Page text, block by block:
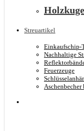
Streuartikel
Einkaufschip-
Nachhaltige
Feuerzeuge
Aschenbecher